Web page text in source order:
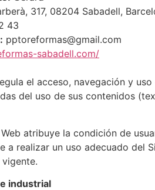
317, 08204 Sabadell,
43
pptoreformas@gmail.com
sabadell.com/
el acceso, navegación y
del uso de sus contenidos
atribuye la condición de
a realizar un uso adecuado del
industrial